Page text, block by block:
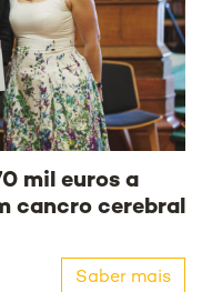
mil euros a
cancro cerebral
Saber mais